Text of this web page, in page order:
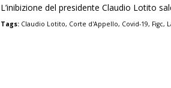
L’inibizione del presidente Claudio Lotito
Tags: Claudio Lotito, Corte d'Appello, Covid-19, Figc,